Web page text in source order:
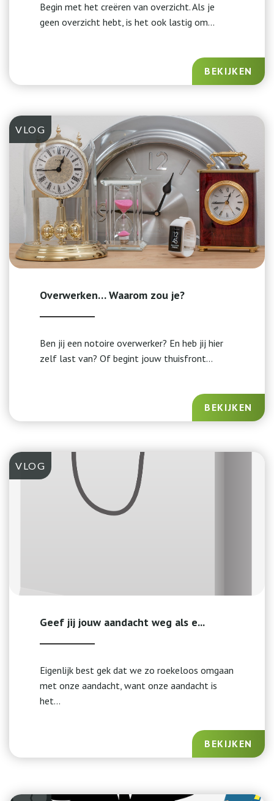
Begin met het creëren van overzicht. Als je
geen overzicht hebt, is het ook lastig om...
BEKIJKEN
VLOG
Overwerken… Waarom zou je?
Ben jij een notoire overwerker? En heb jij hier
zelf last van? Of begint jouw thuisfront...
BEKIJKEN
VLOG
Geef jij jouw aandacht weg als e...
Eigenlijk best gek dat we zo roekeloos omgaan
met onze aandacht, want onze aandacht is
het...
BEKIJKEN